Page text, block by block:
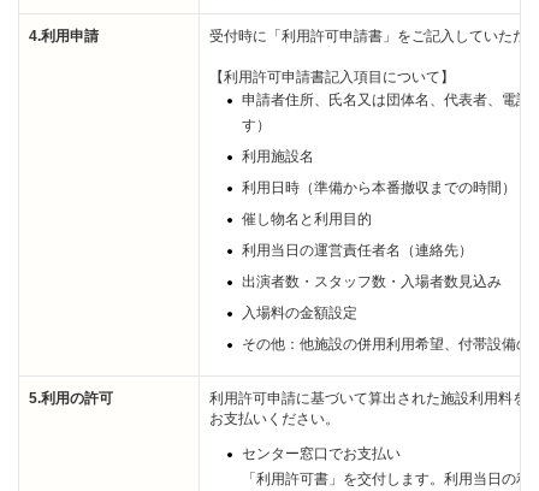
4.利用申請 受付時に「利用許可申請書」をご記入していただ
【利用許可申請書記入項目について】
申請者住所、氏名又は団体名、代表者、電
す）
利用施設名
利用日時（準備から本番撤収までの時間）
催し物名と利用目的
利用当日の運営責任者名（連絡先）
出演者数・スタッフ数・入場者数見込み
入場料の金額設定
その他：他施設の併用利用希望、付帯設備の
5.利用の許可
利用許可申請に基づいて算出された施設利用料を
お支払いください。
センター窓口でお支払い
「利用許可書」を交付します。利用当日の